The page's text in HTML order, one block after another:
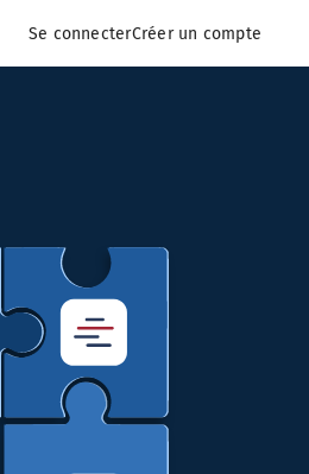
Se connecterCréer un compte